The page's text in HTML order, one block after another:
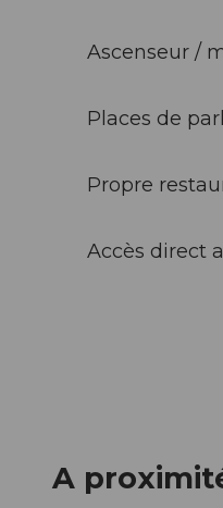
Ascenseur /
Places de
Propre
Accès direct
A